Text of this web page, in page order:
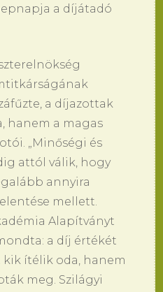
a díjátadó
a díjazottak
hanem a magas
„Minőségi és
attól válik, hogy
annyira
mellett.
Alapítványt
a díj értékét
kik ítélik oda, hanem
meg. Szilágyi